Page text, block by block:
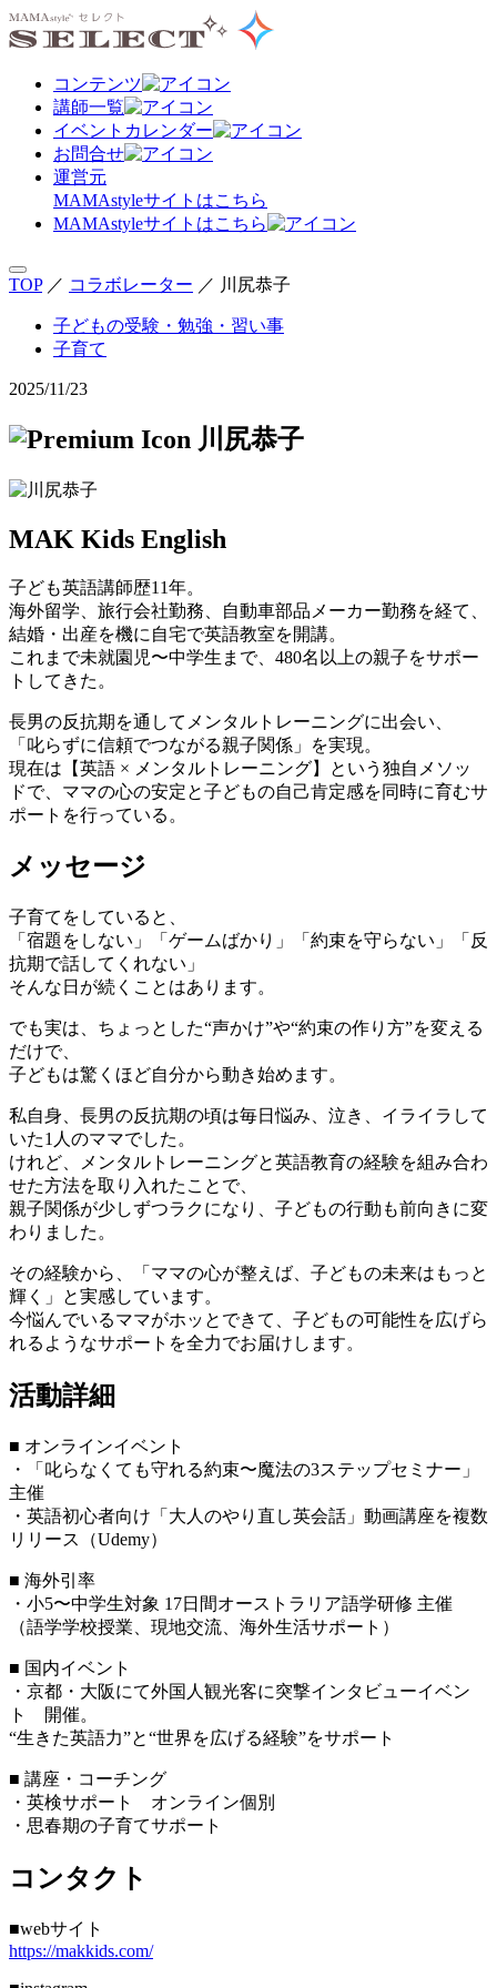
コンテンツ
講師一覧
イベントカレンダー
お問合せ
運営元
MAMAstyleサイトはこちら
MAMAstyleサイトはこちら
TOP ／ コラボレーター ／ 川尻恭子
子どもの受験・勉強・習い事
子育て
2025/11/23
川尻恭子
MAK Kids English
子ども英語講師歴11年。
海外留学、旅行会社勤務、自動車部品メーカー勤務を経て、
結婚・出産を機に自宅で英語教室を開講。
これまで未就園児〜中学生まで、480名以上の親子をサポー
トしてきた。
長男の反抗期を通してメンタルトレーニングに出会い、
「叱らずに信頼でつながる親子関係」を実現。
現在は【英語 × メンタルトレーニング】という独自メソッ
ドで、ママの心の安定と子どもの自己肯定感を同時に育むサ
ポートを行っている。
メッセージ
子育てをしていると、
「宿題をしない」「ゲームばかり」「約束を守らない」「反
抗期で話してくれない」
そんな日が続くことはあります。
でも実は、ちょっとした“声かけ”や“約束の作り方”を変える
だけで、
子どもは驚くほど自分から動き始めます。
私自身、長男の反抗期の頃は毎日悩み、泣き、イライラして
いた1人のママでした。
けれど、メンタルトレーニングと英語教育の経験を組み合わ
せた方法を取り入れたことで、
親子関係が少しずつラクになり、子どもの行動も前向きに変
わりました。
その経験から、「ママの心が整えば、子どもの未来はもっと
輝く」と実感しています。
今悩んでいるママがホッとできて、子どもの可能性を広げら
れるようなサポートを全力でお届けします。
活動詳細
■ オンラインイベント
・「叱らなくても守れる約束〜魔法の3ステップセミナー」
主催
・英語初心者向け「大人のやり直し英会話」動画講座を複数
リリース（Udemy）
■ 海外引率
・小5〜中学生対象 17日間オーストラリア語学研修 主催
（語学学校授業、現地交流、海外生活サポート）
■ 国内イベント
・京都・大阪にて外国人観光客に突撃インタビューイベン
ト 開催。
“生きた英語力”と“世界を広げる経験”をサポート
■ 講座・コーチング
・英検サポート オンライン個別
・思春期の子育てサポート
コンタクト
■webサイト
https://makkids.com/